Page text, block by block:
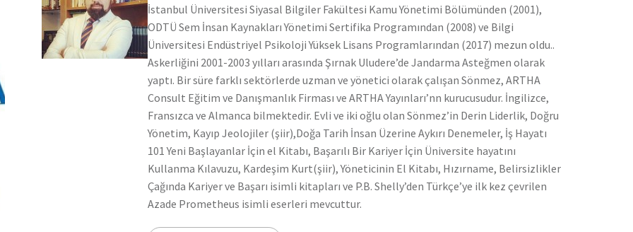
İstanbul Üniversitesi Siyasal Bilgiler Fakültesi Kamu Yönetimi Bölümünden (2001),
ODTÜ Sem İnsan Kaynakları Yönetimi Sertifika Programından (2008) ve Bilgi
Üniversitesi Endüstriyel Psikoloji Yüksek Lisans Programlarından (2017) mezun oldu..
Askerliğini 2001-2003 yılları arasında Şırnak Uludere’de Jandarma Asteğmen olarak
yaptı. Bir süre farklı sektörlerde uzman ve yönetici olarak çalışan Sönmez, ARTHA
Consult Eğitim ve Danışmanlık Firması ve ARTHA Yayınları’nn kurucusudur. İngilizce,
Fransızca ve Almanca bilmektedir. Evli ve iki oğlu olan Sönmez’in Derin Liderlik, Doğru
Yönetim, Kayıp Jeolojiler (şiir),Doğa Tarih İnsan Üzerine Aykırı Denemeler, İş Hayatı
101 Yeni Başlayanlar İçin el Kitabı, Başarılı Bir Kariyer İçin Üniversite hayatını
Kullanma Kılavuzu, Kardeşim Kurt(şiir), Yöneticinin El Kitabı, Hızırname, Belirsizlikler
Çağında Kariyer ve Başarı isimli kitapları ve P.B. Shelly’den Türkçe’ye ilk kez çevrilen
Azade Prometheus isimli eserleri mevcuttur.